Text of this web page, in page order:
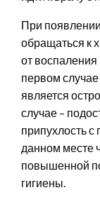
При
обращаться к
от
первом
является
случае –
припухлость
данном месте
повышенной
гигиены.